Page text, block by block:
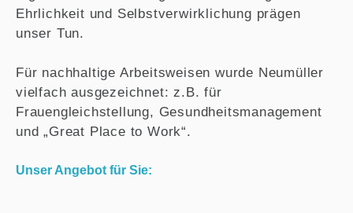
Ehrlichkeit und Selbstverwirklichung prägen
unser Tun.
Für nachhaltige Arbeitsweisen wurde Neumüller
vielfach ausgezeichnet: z.B. für
Frauengleichstellung, Gesundheitsmanagement
und „Great Place to Work“.
Unser Angebot für Sie: